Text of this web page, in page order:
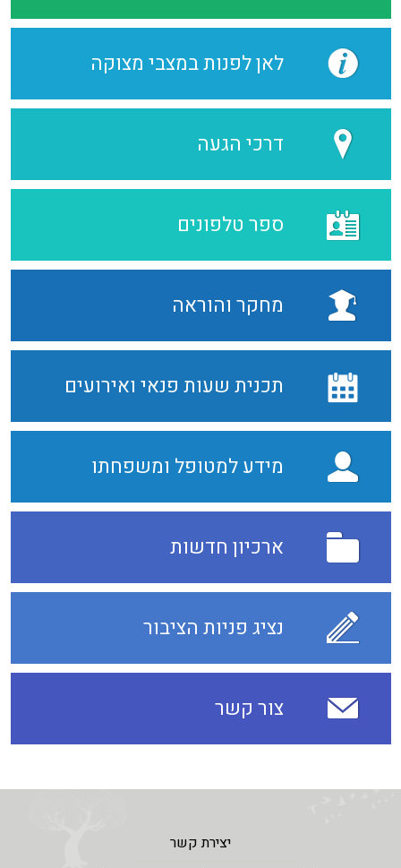
לאן לפנות במצבי מצוקה
דרכי הגעה
ספר טלפונים
מחקר והוראה
תכנית שעות פנאי ואירועים
מידע למטופל ומשפחתו
ארכיון חדשות
נציג פניות הציבור
צור קשר
יצירת קשר